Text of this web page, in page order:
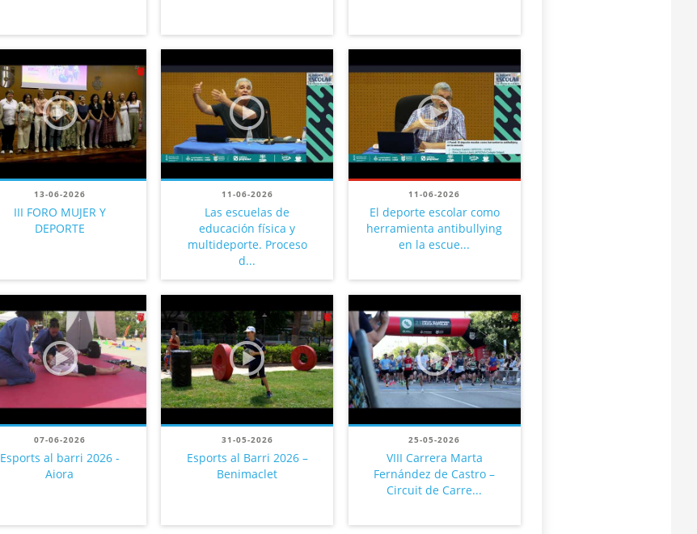
13-06-2026
III FORO MUJER Y
DEPORTE
11-06-2026
Las escuelas de
educación física y
multideporte. Proceso
d...
11-06-2026
El deporte escolar como
herramienta antibullying
en la escue...
07-06-2026
Esports al barri 2026 -
Aiora
31-05-2026
Esports al Barri 2026 –
Benimaclet
25-05-2026
VIII Carrera Marta
Fernández de Castro –
Circuit de Carre...